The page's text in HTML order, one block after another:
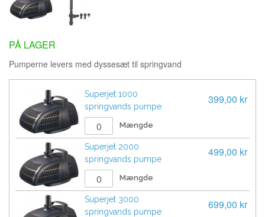
PÅ LAGER
Pumperne levers med dyssesæt til springvand
Superjet 1000
springvands pumpe
Mængde
399,00 kr
Superjet 2000
springvands pumpe
Mængde
499,00 kr
Superjet 3000
springvands pumpe
699,00 kr